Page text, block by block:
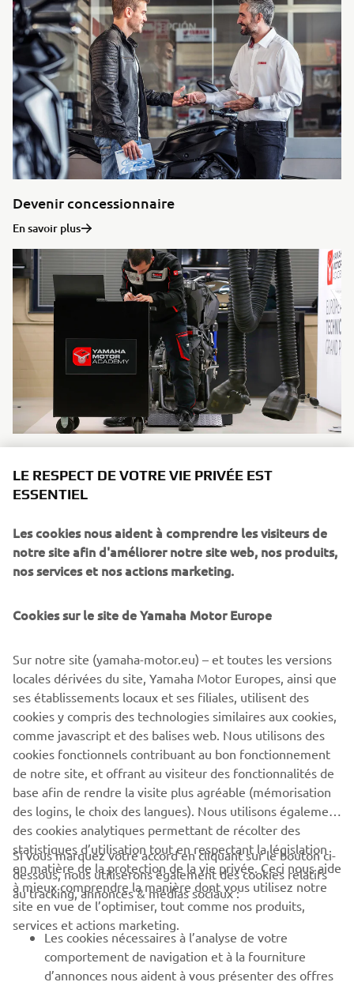
Devenir concessionnaire
En savoir plus
En savoir plus
Notre mission
En savoir plus
CORPORATE
BUSINESS
PLUS YAMAHA
LE RESPECT DE VOTRE VIE PRIVÉE EST
ESSENTIEL
Les cookies nous aident à comprendre les visiteurs de
notre site afin d'améliorer notre site web, nos produits,
nos services et nos actions marketing.
Cookies sur le site de Yamaha Motor Europe
Sur notre site (yamaha-motor.eu) – et toutes les versions
locales dérivées du site, Yamaha Motor Europes, ainsi que
ses établissements locaux et ses filiales, utilisent des
cookies y compris des technologies similaires aux cookies,
comme javascript et des balises web. Nous utilisons des
cookies fonctionnels contribuant au bon fonctionnement
de notre site, et offrant au visiteur des fonctionnalités de
base afin de rendre la visite plus agréable (mémorisation
des logins, le choix des langues). Nous utilisons également
des cookies analytiques permettant de récolter des
statistiques d’utilisation tout en respectant la législation
en matière de la protection de la vie privée. Ceci nous aide
à mieux comprendre la manière dont vous utilisez notre
site en vue de l’optimiser, tout comme nos produits,
services et actions marketing.
Si vous marquez votre accord en cliquant sur le bouton ci-
dessous, nous utiliserons également des cookies relatifs
au tracking, annonces & médias sociaux :
Les cookies nécessaires à l’analyse de votre
comportement de navigation et à la fourniture
d’annonces nous aident à vous présenter des offres